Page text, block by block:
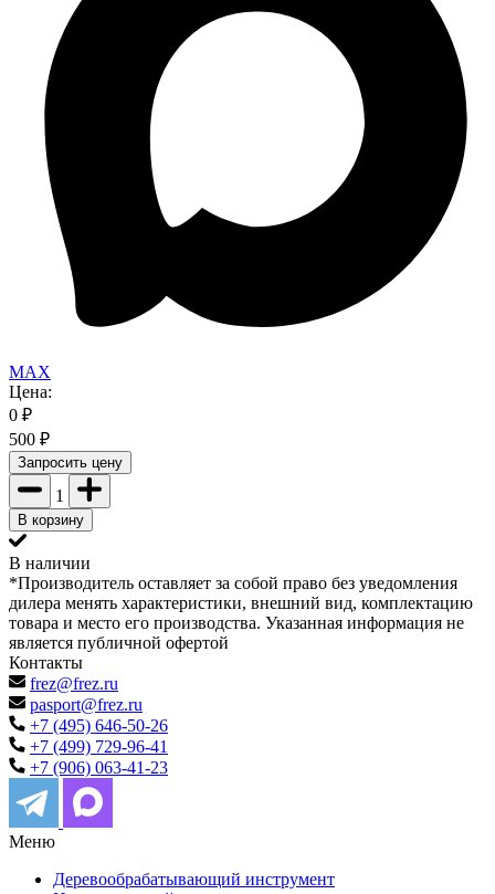
MAX
Цена:
0 ₽
500 ₽
Запросить цену
1
В корзину
В наличии
*Производитель оставляет за собой право без уведомления
дилера менять характеристики, внешний вид, комплектацию
товара и место его производства. Указанная информация не
является публичной офертой
Контакты
frez@frez.ru
pasport@frez.ru
+7 (495) 646-50-26
+7 (499) 729-96-41
+7 (906) 063-41-23
Меню
Деревообрабатывающий инструмент